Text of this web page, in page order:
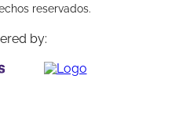
reservados.
by: